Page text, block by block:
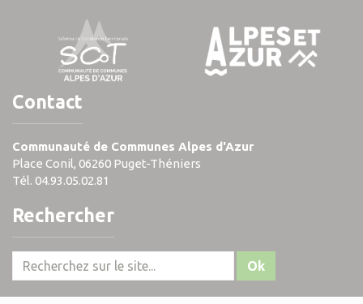
Contact
Communauté de Communes Alpes d'Azur
Place Conil, 06260 Puget-Théniers
Tél. 04.93.05.02.81
Rechercher
Ok